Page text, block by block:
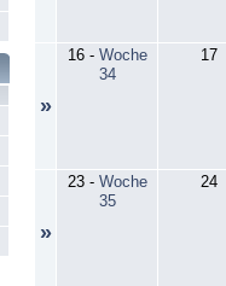
»
16- Woche
34
17
»
23- Woche
35
24